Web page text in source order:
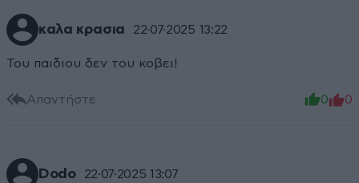
καλα κρασια 22·07·2025 13:22
Του παιδιου δεν του κοβει!
Απαντήστε 0 0
Dodo 22·07·2025 13:07